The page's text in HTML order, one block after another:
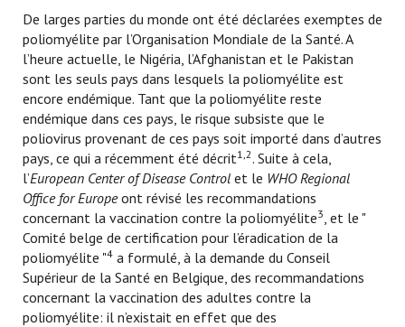
De larges parties du monde ont été déclarées exemptes de
poliomyélite par l’Organisation Mondiale de la Santé. A
l’heure actuelle, le Nigéria, l’Afghanistan et le Pakistan
sont les seuls pays dans lesquels la poliomyélite est
encore endémique. Tant que la poliomyélite reste
endémique dans ces pays, le risque subsiste que le
poliovirus provenant de ces pays soit importé dans d’autres
pays, ce qui a récemment été décrit1,2. Suite à cela,
l’European Center of Disease Control et le WHO Regional
Office for Europeont révisé les recommandations
concernant la vaccination contre la poliomyélite3, et le "
Comité belge de certification pour l’éradication de la
poliomyélite "4 a formulé, à la demande du Conseil
Supérieur de la Santé en Belgique, des recommandations
concernant la vaccination des adultes contre la
poliomyélite: il n’existait en effet que des